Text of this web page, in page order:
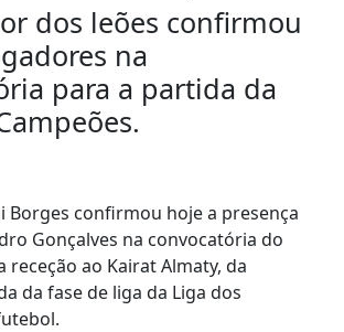
dos leões confirmou
na
para a partida da
Borges confirmou hoje a presença
Gonçalves na convocatória do
receção ao Kairat Almaty, da
da fase de liga da Liga dos